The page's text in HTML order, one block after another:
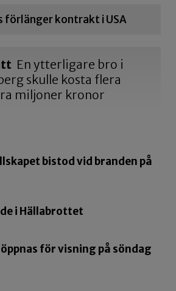
förlänger kontrakt i USA
En ytterligare bro i
skulle kosta flera
miljoner kronor
bistod vid branden på
i Hällabrottet
för visning på söndag